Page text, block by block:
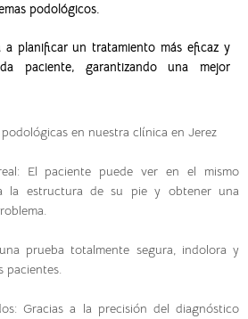
podológicos.
a planificar un tratamiento más eficaz y
paciente, garantizando una mejor
en nuestra clínica en Jerez
El paciente puede ver en el mismo
la estructura de su pie y obtener una
prueba totalmente segura, indolora y
pacientes.
Gracias a la precisión del diagnóstico